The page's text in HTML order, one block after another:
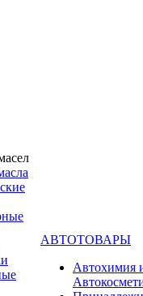
АВТОТОВАРЫ
Автохимия